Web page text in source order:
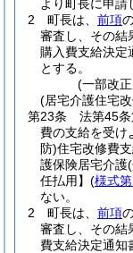
より町長に申請
2
町長は、 前項
審査し、その結
購入費支給決定
とする。
(一部改
(居宅介護住宅
第23条
法第45
費の支給を受け
防)住宅改修費
護保険居宅介護
任払用】 (様式
ない。
2
町長は、 前項
審査し、その結
費支給決定通知